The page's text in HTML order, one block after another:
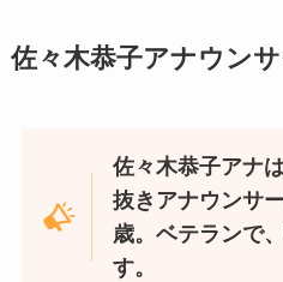
佐々木恭子アナウン
佐々木恭子アナ
抜きアナウンサ
歳。ベテランで
す。